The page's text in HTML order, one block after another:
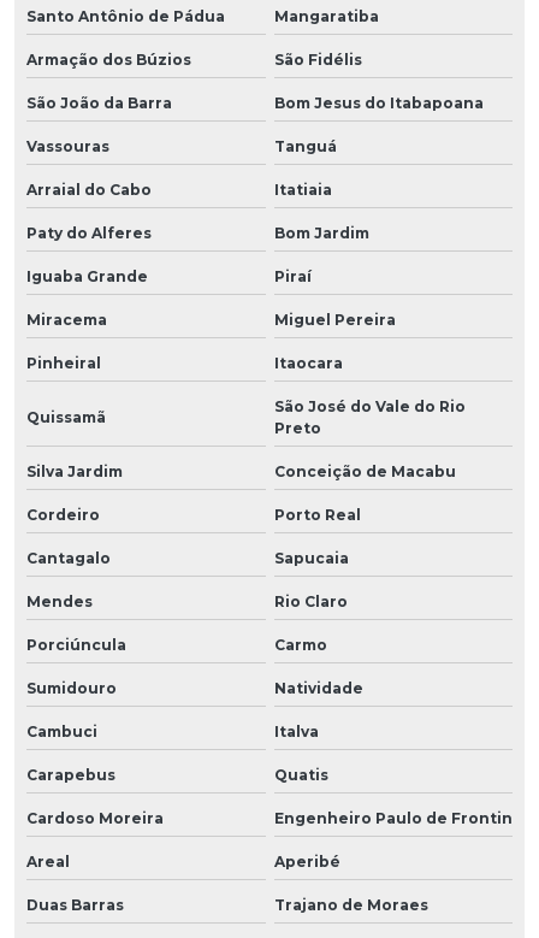
Santo Antônio de Pádua Mangaratiba
Armação dos Búzios São Fidélis
São João da Barra Bom Jesus do Itabapoana
Vassouras Tanguá
Arraial do Cabo Itatiaia
Paty do Alferes Bom Jardim
Iguaba Grande Piraí
Miracema Miguel Pereira
Pinheiral Itaocara
Quissamã
São José do Vale do Rio
Preto
Silva Jardim Conceição de Macabu
Cordeiro Porto Real
Cantagalo Sapucaia
Mendes Rio Claro
Porciúncula Carmo
Sumidouro Natividade
Cambuci Italva
Carapebus Quatis
Cardoso Moreira Engenheiro Paulo de Frontin
Areal Aperibé
Duas Barras Trajano de Moraes